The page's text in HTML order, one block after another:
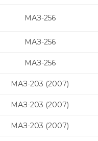
МАЗ-256
МАЗ-256
МАЗ-256
МАЗ-203 (2007)
МАЗ-203 (2007)
МАЗ-203 (2007)